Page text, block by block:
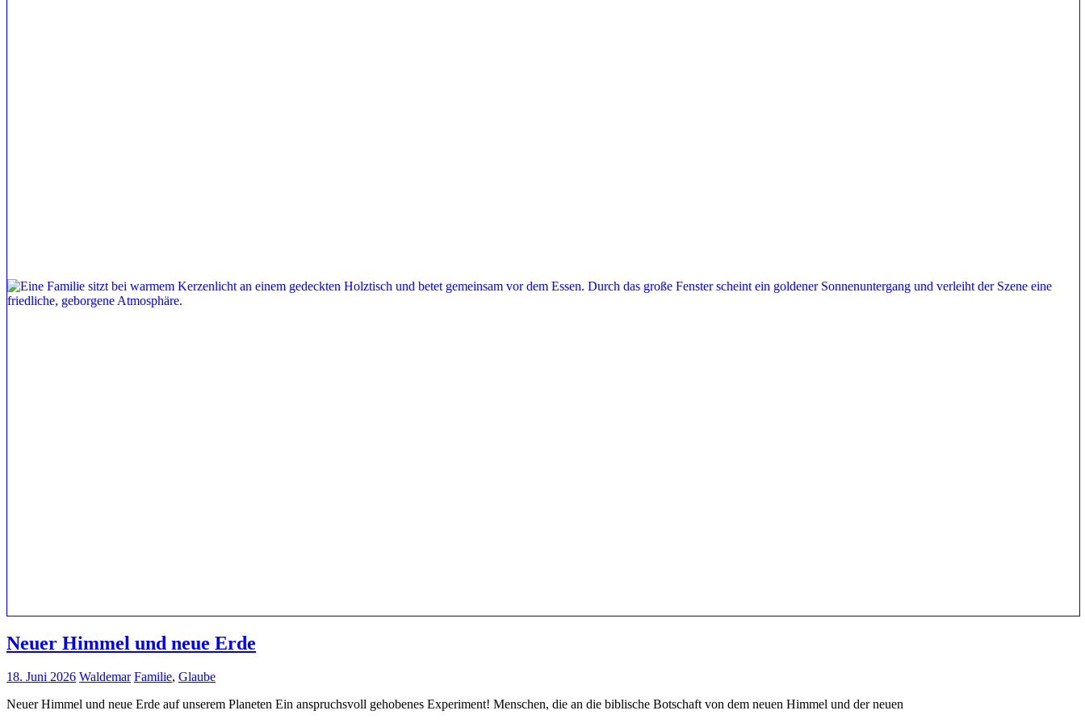
Neuer Himmel und neue Erde
18. Juni 2026 Waldemar Familie, Glaube
Neuer Himmel und neue Erde auf unserem Planeten Ein anspruchsvoll gehobenes Experiment! Menschen, die an die biblische Botschaft von dem neuen Himmel und der neuen